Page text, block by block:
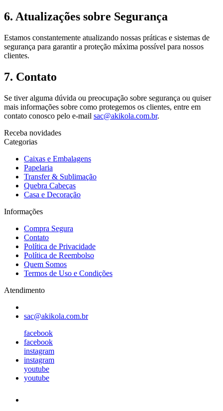
6. Atualizações sobre Segurança
Estamos constantemente atualizando nossas práticas e sistemas de
segurança para garantir a proteção máxima possível para nossos
clientes.
7. Contato
Se tiver alguma dúvida ou preocupação sobre segurança ou quiser
mais informações sobre como protegemos os clientes, entre em
contato conosco pelo e-mail sac@akikola.com.br.
Receba novidades
Categorias
Caixas e Embalagens
Papelaria
Transfer & Sublimação
Quebra Cabeças
Casa e Decoração
Informações
Compra Segura
Contato
Política de Privacidade
Política de Reembolso
Quem Somos
Termos de Uso e Condições
Atendimento
sac@akikola.com.br
facebook
facebook
instagram
instagram
youtube
youtube